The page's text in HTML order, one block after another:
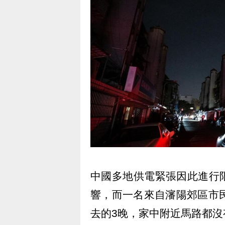
中國多地供電緊張因此進行
響，而一名來自瀋陽郊區市
去的3晚，家中附近馬路都